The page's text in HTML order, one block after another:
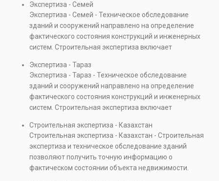
прочности элементов и оценку эксплуатационной
безопасности. Услуга востребована при покупке
недвижимости, капитальном ремонте и реконструкции
объектов, а также при судебных разбирательствах и
технических проверках.
Экспертиза - Семей
Экспертиза - Семей - Техническое обследование
зданий и сооружений направлено на определение
фактического состояния конструкций и инженерных
систем. Строительная экспертиза включает
элементов и оценку эксплуатационной безопасности.
Услуга востребована при покупке недвижимости,
капитальном ремонте и реконструкции объектов, а
также при судебных разбирательствах и технических
проверках.
Экспертиза - Тараз
Экспертиза - Тараз - Техническое обследование
зданий и сооружений направлено на определение
фактического состояния конструкций и инженерных
систем. Строительная экспертиза включает
элементов и оценку эксплуатационной безопасности.
Услуга востребована при покупке недвижимости,
капитальном ремонте и реконструкции объектов, а
также при судебных разбирательствах и технических
проверках.
Строительная экспертиза - Казахстан
Строительная экспертиза - Казахстан - Строительная
экспертиза и техническое обследование зданий
позволяют получить точную информацию о
фактическом состоянии объекта недвижимости.